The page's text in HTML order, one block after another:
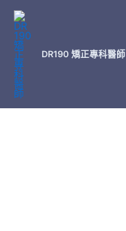
容
DR190 矯正專科醫師